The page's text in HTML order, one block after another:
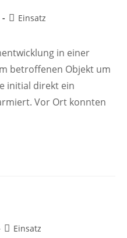
Beitrags-
Einsatz
in einer
betroffenen Objekt um
initial direkt ein
Vor Ort konnten
Beitrags-
Einsatz